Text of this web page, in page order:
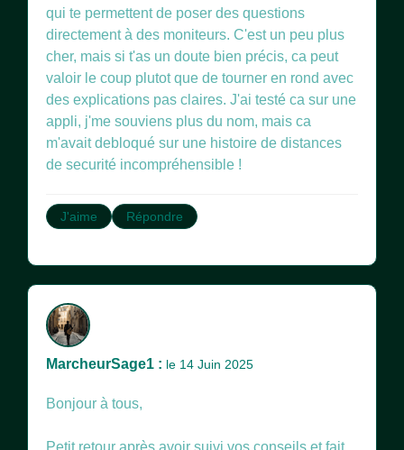
qui te permettent de poser des questions
directement à des moniteurs. C'est un peu plus
cher, mais si t'as un doute bien précis, ca peut
valoir le coup plutot que de tourner en rond avec
des explications pas claires. J'ai testé ca sur une
appli, j'me souviens plus du nom, mais ca
m'avait debloqué sur une histoire de distances
de securité incompréhensible !
J'aime Répondre
MarcheurSage1 : le 14 Juin 2025
Bonjour à tous,
Petit retour après avoir suivi vos conseils et fait